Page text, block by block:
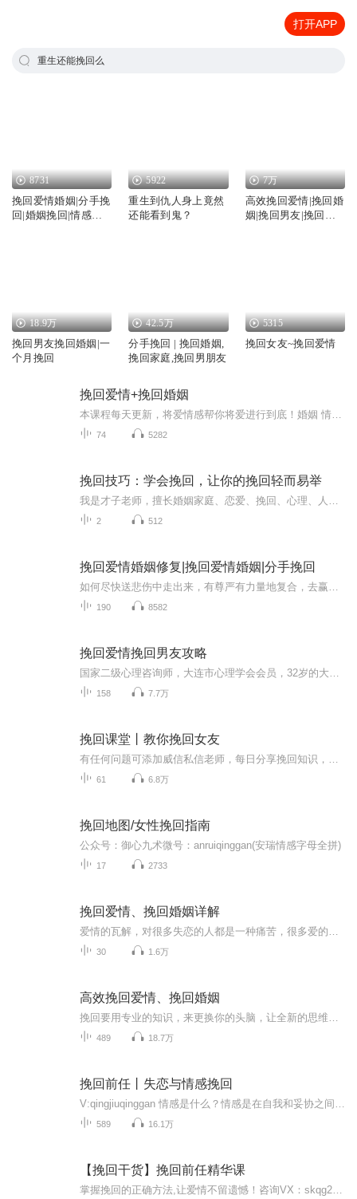
打开APP
重生还能挽回么
8731
挽回爱情婚姻|分手挽
回|婚姻挽回|情感挽
5922
重生到仇人身上竟然
还能看到鬼？
7万
高效挽回爱情|挽回婚
姻|挽回男友|挽回女
18.9万
挽回男友挽回婚姻|一
个月挽回
42.5万
分手挽回 | 挽回婚姻,
挽回家庭,挽回男朋友
5315
挽回女友~挽回爱情
挽回爱情+挽回婚姻
74 5282
挽回技巧：学会挽回，让你的挽回轻而易举
2 512
挽回爱情婚姻修复|挽回爱情婚姻|分手挽回
190 8582
挽回爱情挽回男友攻略
158 7.7万
挽回课堂丨教你挽回女友
61 6.8万
挽回地图/女性挽回指南
公众号：御心九术微号：anruiqinggan(安瑞情感字母全拼)
17 2733
挽回爱情、挽回婚姻详解
30 1.6万
高效挽回爱情、挽回婚姻
489 18.7万
挽回前任丨失恋与情感挽回
589 16.1万
【挽回干货】挽回前任精华课